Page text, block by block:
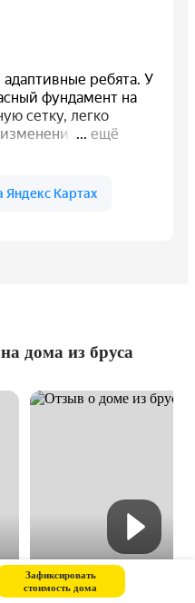
Зафиксировать
стоимость дома
дома из бруса